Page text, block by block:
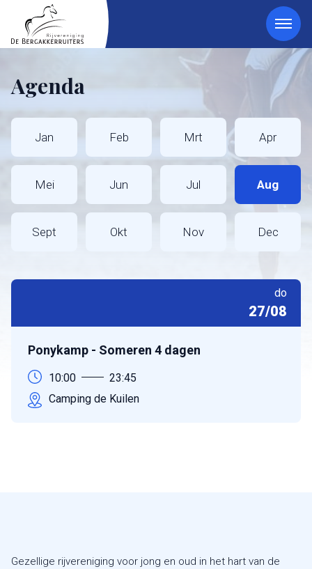
Agenda
do
27/08
Ponykamp - Someren 4 dagen
10:00
23:45
Camping de Kuilen
Jan Feb Mrt Apr
Mei Jun Jul Aug
Sept Okt Nov Dec
Gezellige rijvereniging voor jong en oud in het hart van de